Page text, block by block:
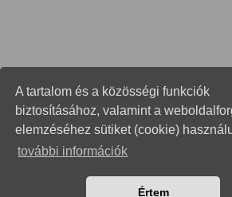
A tartalom és a közösségi funkciók
biztosításához, valamint a
elemzéséhez sütiket (cookie)
további információk
Értem